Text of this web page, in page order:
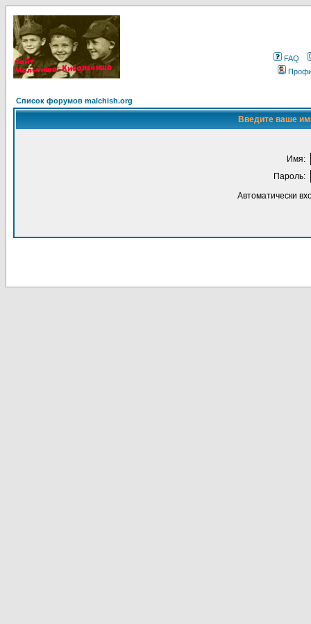
FAQ
Список форумов malchish.org
Введите ваше
Имя:
Пароль:
Автоматически